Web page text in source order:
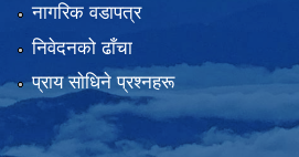
नागरिक वडापत्र
निवेदनको ढाँचा
प्राय साेधिने प्रश्नहरू